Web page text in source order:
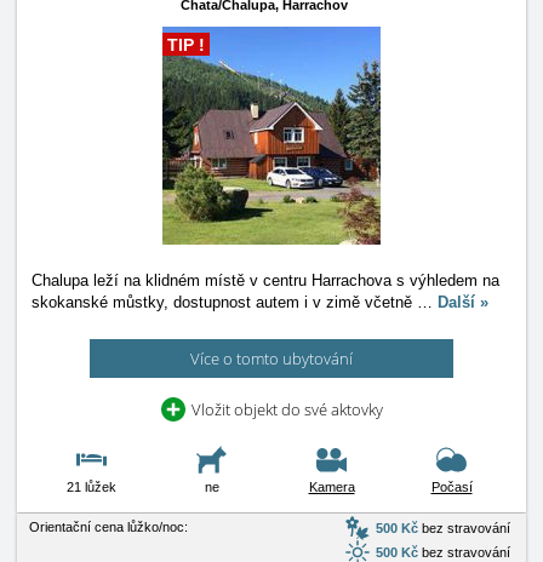
Chata/Chalupa, Harrachov
TIP !
Chalupa leží na klidném místě v centru Harrachova s výhledem na
skokanské můstky, dostupnost autem i v zimě včetně … Další »
Více o tomto ubytování
Vložit objekt do své aktovky
21 lůžek ne Kamera Počasí
Orientační cena lůžko/noc: 500 Kč bez stravování
500 Kč bez stravování